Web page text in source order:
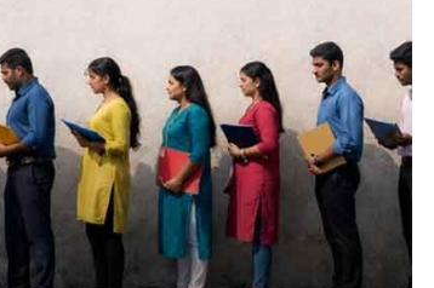
LATEST LITERATURE
സർഗ്ഗസാഹിതി-
കവിതാസംഗമം 2026 കവിതാ
ചർച്ച കാട്ടൂർ, ടി. കെ. ബാലൻ
ഹാളിൽ 16ന്
August 6, 2026